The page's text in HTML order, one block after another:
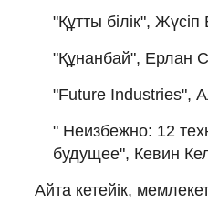
"Құтты білік",
"Құнанбай", Ерлан
"Future Industries",
" Неизбежно: 12
будущее", Кевин
Айта кетейік,